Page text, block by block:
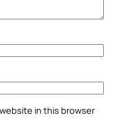
in this browser